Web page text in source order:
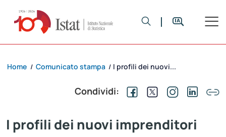
Home / Comunicato stampa / I profili dei nuovi...
Condividi:
I profili dei nuovi imprenditori